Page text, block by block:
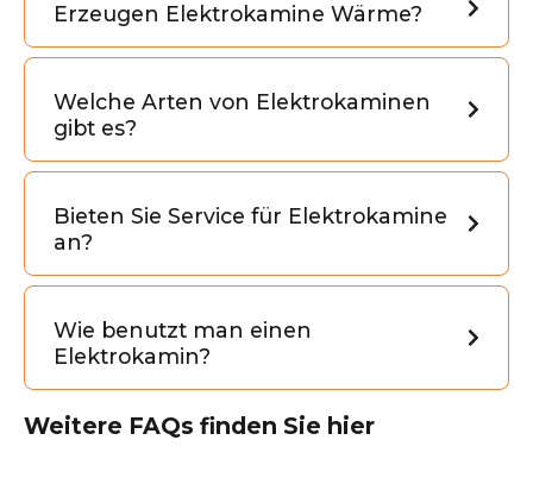
Erzeugen Elektrokamine Wärme?
Welche Arten von Elektrokaminen
gibt es?
Bieten Sie Service für Elektrokamine
an?
Wie benutzt man einen
Elektrokamin?
Weitere FAQs finden Sie hier